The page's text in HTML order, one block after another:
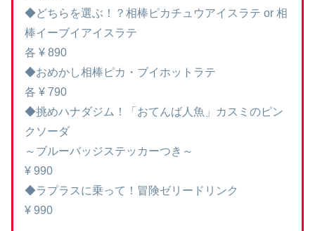
◆どちらを選ぶ！？相棒ピカチュウアイスラテ or 相
棒イーブイアイスラテ
各 ¥ 890
◆おめかし相棒ピカ・ブイホットラテ
各 ¥ 790
◆挑めハナダジム！「おてんば人魚」カスミのピン
クソーダ
～ブルーバッジステッカーつき～
¥ 990
◆ラプラスに乗って！冒険ゼリードリンク
¥ 990